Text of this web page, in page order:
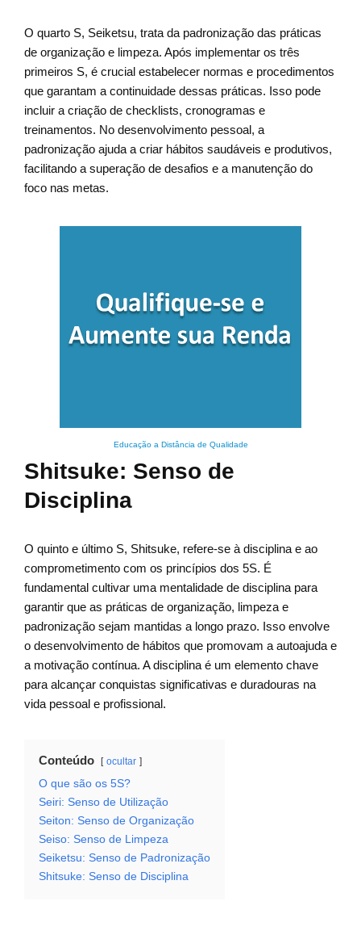
O quarto S, Seiketsu, trata da padronização das práticas
de organização e limpeza. Após implementar os três
primeiros S, é crucial estabelecer normas e procedimentos
que garantam a continuidade dessas práticas. Isso pode
incluir a criação de checklists, cronogramas e
treinamentos. No desenvolvimento pessoal, a
padronização ajuda a criar hábitos saudáveis e produtivos,
facilitando a superação de desafios e a manutenção do
foco nas metas.
Educação a Distância de Qualidade
Shitsuke: Senso de
Disciplina
O quinto e último S, Shitsuke, refere-se à disciplina e ao
comprometimento com os princípios dos 5S. É
fundamental cultivar uma mentalidade de disciplina para
garantir que as práticas de organização, limpeza e
padronização sejam mantidas a longo prazo. Isso envolve
o desenvolvimento de hábitos que promovam a autoajuda e
a motivação contínua. A disciplina é um elemento chave
para alcançar conquistas significativas e duradouras na
vida pessoal e profissional.
Conteúdo ocultar
O que são os 5S?
Seiri: Senso de Utilização
Seiton: Senso de Organização
Seiso: Senso de Limpeza
Seiketsu: Senso de Padronização
Shitsuke: Senso de Disciplina